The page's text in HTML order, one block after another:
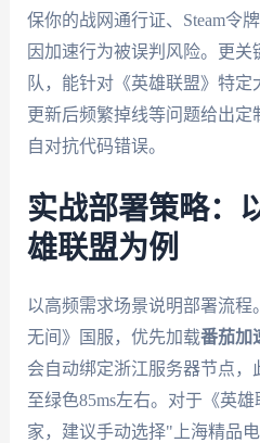
保你的战网通行证、Steam令
因加速行为被误判风险。更关
队，能针对《英雄联盟》特定
更新后频繁掉线等问题给出
自对抗代码错误。
实战部署策略：
雄联盟为例
以高频需求场景说明部署流程
无间》国服，优先加载番茄加
会自动绑定浙江服务器节点，
至绿色85ms左右。对于《英
家，建议手动选择"上海精品